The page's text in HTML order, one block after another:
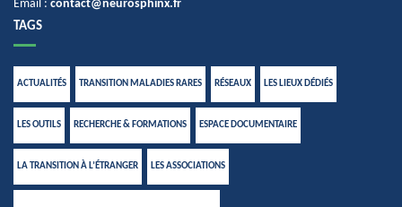
Email : contact@neurosphinx.fr
TAGS
ACTUALITÉS TRANSITION MALADIES RARES RÉSEAUX LES LIEUX DÉDIÉS
LES OUTILS RECHERCHE & FORMATIONS ESPACE DOCUMENTAIRE
LA TRANSITION À L’ÉTRANGER LES ASSOCIATIONS